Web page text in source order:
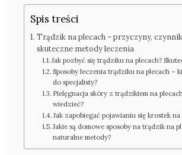
Spis treści
Trądzik na plecach – przyczyny,
skuteczne metody leczenia
Jak pozbyć się trądziku na plecach?
Sposoby leczenia trądziku na plecach –
do specjalisty?
Pielęgnacja skóry z trądzikiem na
wiedzieć?
Jak zapobiegać pojawianiu się krostek na
Jakie są domowe sposoby na trądzik na
naturalne metody?